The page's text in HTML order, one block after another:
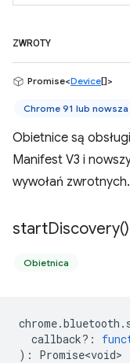
ZWROTY
Promise<Device[]>
Chrome 91 lub nowsza
Obietnice są
Manifest V3 i
wywołań zwrotnych.
startDiscovery()
Obietnica
chrome.bluetooth .
callback? :
) : Promise<void>